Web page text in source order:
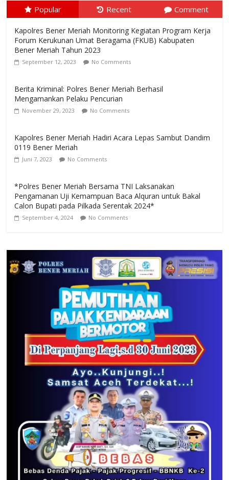
Popular Recent Comment
Kapolres Bener Meriah Monitoring Kegiatan Program Kerja
Forum Kerukunan Umat Beragama (FKUB) Kabupaten
Bener Meriah Tahun 2023
September 12, 2023 No Comments
Berita Kriminal: Polres Bener Meriah Berhasil
Mengamankan Pelaku Pencurian
November 29, 2023 No Comments
Kapolres Bener Meriah Hadiri Acara Lepas Sambut Dandim
0119 Bener Meriah
Juni 7, 2023 No Comments
*Polres Bener Meriah Bersama TNI Laksanakan
Pengamanan Uji Kemampuan Baca Alquran untuk Bakal
Calon Bupati pada Pilkada Serentak 2024*
September 4, 2024 No Comments